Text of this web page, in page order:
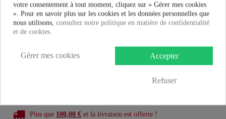
17,99 €
AJOUTER AU PANIER
Plus que 100,00 € et la livraison est offerte !
votre consentement à tout moment, cliquez sur « Gérer mes cookies
». Pour en savoir plus sur les cookies et les données personnelles que
nous utilisons, consultez notre politique en matière de confidentialité
et de cookies.
Accepter
Refuser
Gérer mes cookies